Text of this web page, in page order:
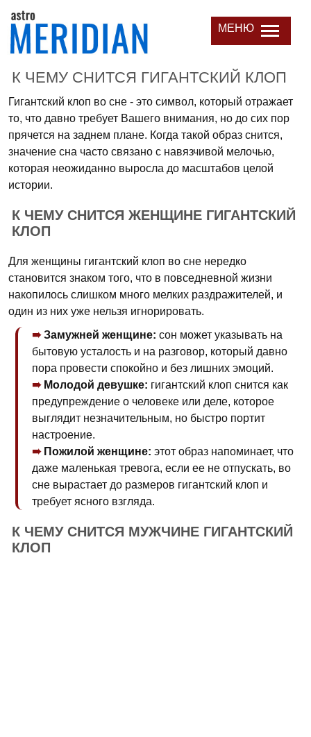
МЕНЮ
К ЧЕМУ СНИТСЯ ГИГАНТСКИЙ КЛОП
Гигантский клоп во сне - это символ, который отражает
то, что давно требует Вашего внимания, но до сих пор
прячется на заднем плане. Когда такой образ снится,
значение сна часто связано с навязчивой мелочью,
которая неожиданно выросла до масштабов целой
истории.
К ЧЕМУ СНИТСЯ ЖЕНЩИНЕ ГИГАНТСКИЙ
КЛОП
Для женщины гигантский клоп во сне нередко
становится знаком того, что в повседневной жизни
накопилось слишком много мелких раздражителей, и
один из них уже нельзя игнорировать.
Замужней женщине: сон может указывать на
бытовую усталость и на разговор, который давно
пора провести спокойно и без лишних эмоций.
Молодой девушке: гигантский клоп снится как
предупреждение о человеке или деле, которое
выглядит незначительным, но быстро портит
настроение.
Пожилой женщине: этот образ напоминает, что
даже маленькая тревога, если ее не отпускать, во
сне вырастает до размеров гигантский клоп и
требует ясного взгляда.
К ЧЕМУ СНИТСЯ МУЖЧИНЕ ГИГАНТСКИЙ
КЛОП